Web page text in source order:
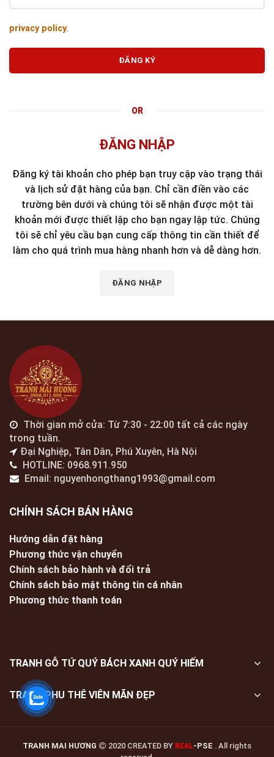
privacy policy.
ĐĂNG KÝ
OR
ĐĂNG NHẬP
Đăng ký tài khoản cho phép bạn truy cập vào trạng thái
và lịch sử đặt hàng của bạn. Chỉ cần điền vào các
trường bên dưới và chúng tôi sẽ nhận được một tài
khoản mới được thiết lập cho bạn ngay lập tức. Chúng
tôi sẽ chỉ yêu cầu bạn cung cấp thông tin cần thiết để
làm cho quá trình mua hàng nhanh hơn và dễ dàng hơn.
ĐĂNG NHẬP
Thời gian mở cửa: Từ 7:30 - 22:00 tất cả các ngày
trong tuần.
Đại Nghiệp, Tân Dân, Phú Xuyên, Hà Nội
HOTLINE: 0968.911.950
Email: nguyenhongthang1993@gmail.com
CHÍNH SÁCH BÁN HÀNG
Hướng dẫn đặt hàng
Phương thức vận chuyển
Chính sách bảo hành và đổi trả
Chính sách bảo mật thông tin cá nhân
Phương thức thanh toán
TRANH GỖ TỨ QUÝ BÁCH XANH QUÝ HIẾM
TRANH PHU THÊ VIÊN MÃN ĐẸP
TRANH MAI HƯƠNG 2020 CREATED BY REAL-PSE . All rights